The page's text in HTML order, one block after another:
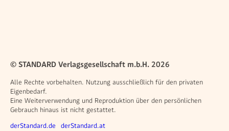
© STANDARD Verlagsgesellschaft m.b.H. 2026
Alle Rechte vorbehalten. Nutzung ausschließlich für den privaten
Eigenbedarf.
Eine Weiterverwendung und Reproduktion über den persönlichen
Gebrauch hinaus ist nicht gestattet.
Weitere Angebote
derStandard.de derStandard.at